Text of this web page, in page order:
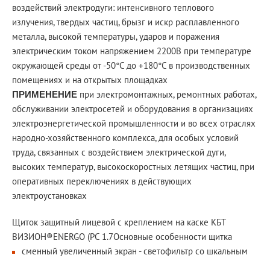
воздействий электродуги: интенсивного теплового
излучения, твердых частиц, брызг и искр расплавленного
металла, высокой температуры, ударов и поражения
электрическим током напряжением 2200В при температуре
окружающей среды от -50°С до +180°С в производственных
помещениях и на открытых площадках
ПРИМЕНЕНИЕ при электромонтажных, ремонтных работах,
обслуживании электросетей и оборудования в организациях
электроэнергетической промышленности и во всех отраслях
народно-хозяйственного комплекса, для особых условий
труда, связанных с воздействием электрической дуги,
высоких температур, высокоскоростных летящих частиц, при
оперативных переключениях в действующих
электроустановках
Щиток защитный лицевой с креплением на каске КБТ
ВИЗИОН®ENERGO (PC 1.7Основные особенности щитка
сменный увеличенный экран - светофильтр со шкальным